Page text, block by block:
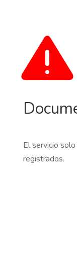
El servicio
registrados.